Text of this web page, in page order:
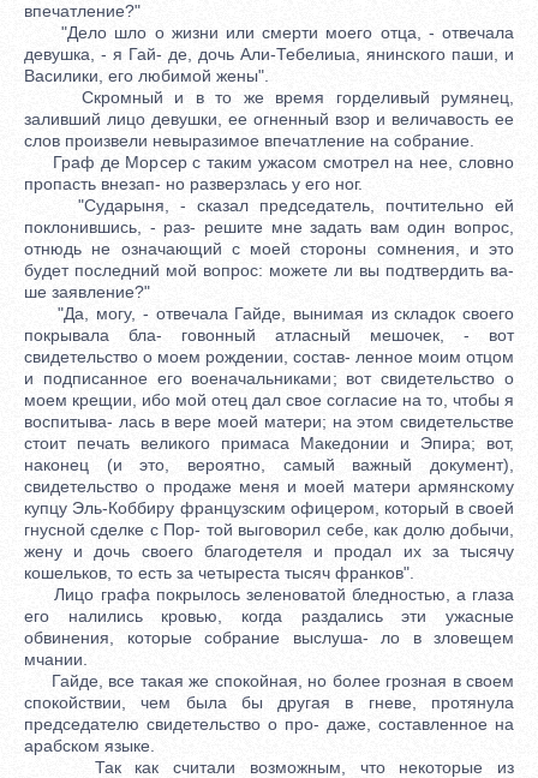
впечатление?"
"Дело шло о жизни или смерти моего отца, - отвечала
девушка, - я Гай- де, дочь Али-Тебелиыа, янинского паши, и
Василики, его любимой жены".
Скромный и в то же время горделивый румянец,
заливший лицо девушки, ее огненный взор и величавость ее
слов произвели невыразимое впечатление на собрание.
Граф де Морсер с таким ужасом смотрел на нее, словно
пропасть внезап- но разверзлась у его ног.
"Сударыня, - сказал председатель, почтительно ей
поклонившись, - раз- решите мне задать вам один вопрос,
отнюдь не означающий с моей стороны сомнения, и это
будет последний мой вопрос: можете ли вы подтвердить ва-
ше заявление?"
"Да, могу, - отвечала Гайде, вынимая из складок своего
покрывала бла- говонный атласный мешочек, - вот
свидетельство о моем рождении, состав- ленное моим отцом
и подписанное его военачальниками; вот свидетельство о
моем крещии, ибо мой отец дал свое согласие на то, чтобы я
воспитыва- лась в вере моей матери; на этом свидетельстве
стоит печать великого примаса Македонии и Эпира; вот,
наконец (и это, вероятно, самый важный документ),
свидетельство о продаже меня и моей матери армянскому
купцу Эль-Коббиру французским офицером, который в своей
гнусной сделке с Пор- той выговорил себе, как долю добычи,
жену и дочь своего благодетеля и продал их за тысячу
кошельков, то есть за четыреста тысяч франков".
Лицо графа покрылось зеленоватой бледностью, а глаза
его налились кровью, когда раздались эти ужасные
обвинения, которые собрание выслуша- ло в зловещем
мчании.
Гайде, все такая же спокойная, но более грозная в своем
спокойствии, чем была бы другая в гневе, протянула
председателю свидетельство о про- даже, составленное на
арабском языке.
Так как считали возможным, что некоторые из